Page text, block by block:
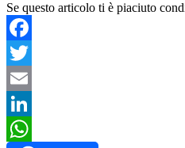
Se questo articolo ti è piaciuto
Facebook
Twitter
Email
LinkedIn